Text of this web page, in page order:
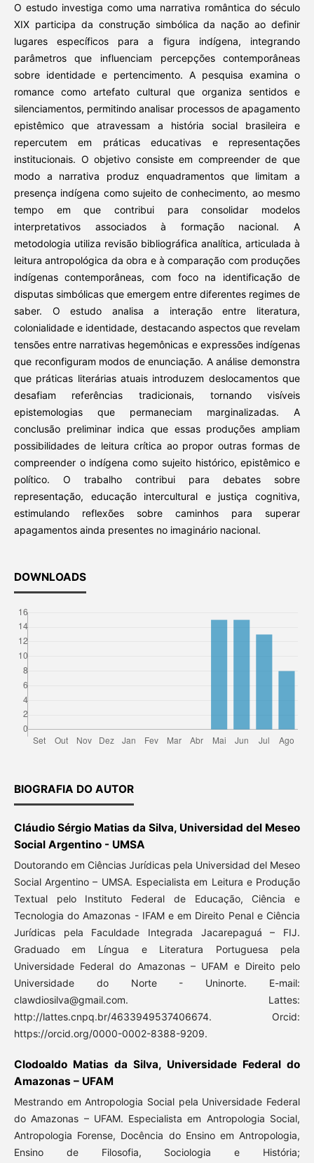
O estudo investiga como uma narrativa romântica do século
XIX participa da construção simbólica da nação ao definir
lugares específicos para a figura indígena, integrando
parâmetros que influenciam percepções contemporâneas
sobre identidade e pertencimento. A pesquisa examina o
romance como artefato cultural que organiza sentidos e
silenciamentos, permitindo analisar processos de apagamento
epistêmico que atravessam a história social brasileira e
repercutem em práticas educativas e representações
institucionais. O objetivo consiste em compreender de que
modo a narrativa produz enquadramentos que limitam a
presença indígena como sujeito de conhecimento, ao mesmo
tempo em que contribui para consolidar modelos
interpretativos associados à formação nacional. A
metodologia utiliza revisão bibliográfica analítica, articulada à
leitura antropológica da obra e à comparação com produções
indígenas contemporâneas, com foco na identificação de
disputas simbólicas que emergem entre diferentes regimes de
saber. O estudo analisa a interação entre literatura,
colonialidade e identidade, destacando aspectos que revelam
tensões entre narrativas hegemônicas e expressões indígenas
que reconfiguram modos de enunciação. A análise demonstra
que práticas literárias atuais introduzem deslocamentos que
desafiam referências tradicionais, tornando visíveis
epistemologias que permaneciam marginalizadas. A
conclusão preliminar indica que essas produções ampliam
possibilidades de leitura crítica ao propor outras formas de
compreender o indígena como sujeito histórico, epistêmico e
político. O trabalho contribui para debates sobre
representação, educação intercultural e justiça cognitiva,
estimulando reflexões sobre caminhos para superar
apagamentos ainda presentes no imaginário nacional.
DOWNLOADS
BIOGRAFIA DO AUTOR
Cláudio Sérgio Matias da Silva, Universidad del Meseo
Social Argentino - UMSA
Doutorando em Ciências Jurídicas pela Universidad del Meseo
Social Argentino – UMSA. Especialista em Leitura e Produção
Textual pelo Instituto Federal de Educação, Ciência e
Tecnologia do Amazonas - IFAM e em Direito Penal e Ciência
Jurídicas pela Faculdade Integrada Jacarepaguá – FIJ.
Graduado em Língua e Literatura Portuguesa pela
Universidade Federal do Amazonas – UFAM e Direito pelo
Universidade do Norte - Uninorte. E-mail:
clawdiosilva@gmail.com. Lattes:
http://lattes.cnpq.br/4633949537406674. Orcid:
https://orcid.org/0000-0002-8388-9209.
Clodoaldo Matias da Silva, Universidade Federal do
Amazonas – UFAM
Mestrando em Antropologia Social pela Universidade Federal
do Amazonas – UFAM. Especialista em Antropologia Social,
Antropologia Forense, Docência do Ensino em Antropologia,
Ensino de Filosofia, Sociologia e História;